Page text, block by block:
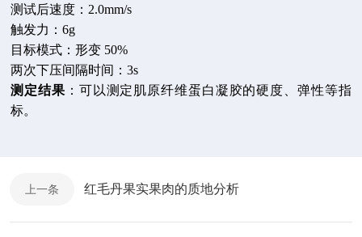
测试后速度：2.0mm/s
触发力：6g
目标模式：形变 50%
两次下压间隔时间：3s
测定结果 ：可以测定肌原纤维蛋白凝胶的硬度、弹性等指
标。
上一条 红毛丹果实果肉的质地分析